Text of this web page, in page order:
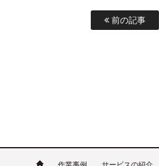
前の記事